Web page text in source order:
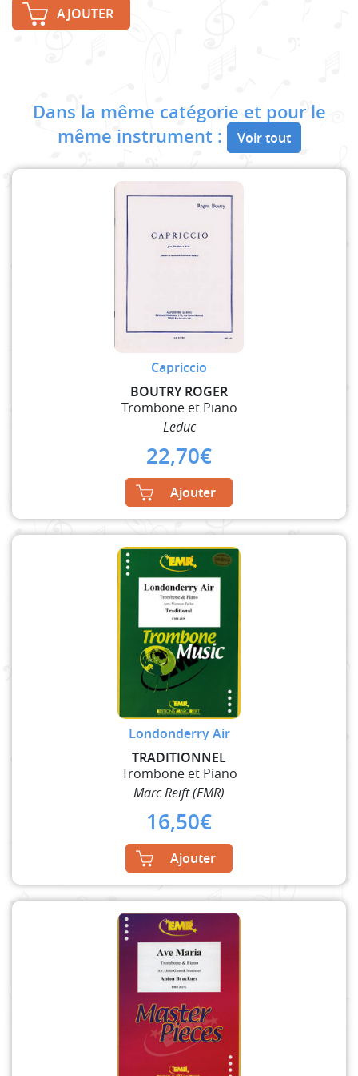
AJOUTER
Dans la même catégorie et pour le
même instrument :
Voir tout
Capriccio
BOUTRY ROGER
Trombone et Piano
Leduc
22,70€
Ajouter
Londonderry Air
TRADITIONNEL
Trombone et Piano
Marc Reift (EMR)
16,50€
Ajouter